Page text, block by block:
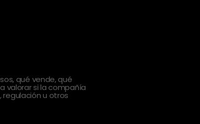
qué vende, qué
valorar si la compañía
u otros